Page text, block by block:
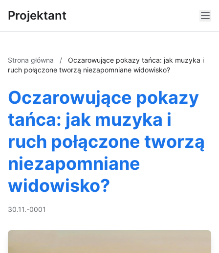
Projektant
Strona główna /
Oczarowujące pokazy tańca: jak muzyka i
ruch połączone tworzą niezapomniane widowisko?
Oczarowujące pokazy
tańca: jak muzyka i
ruch połączone tworzą
niezapomniane
widowisko?
30.11.-0001